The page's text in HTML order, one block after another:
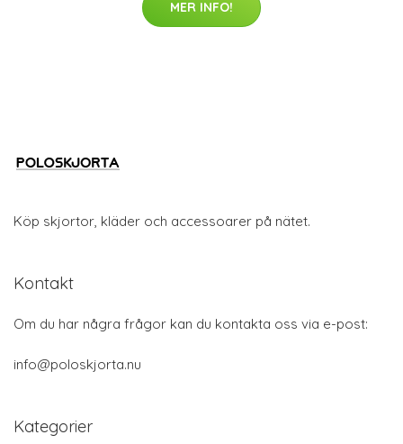
MER INFO!
Köp skjortor, kläder och accessoarer på nätet.
Kontakt
Om du har några frågor kan du kontakta oss via e-post:
info@poloskjorta.nu
Kategorier